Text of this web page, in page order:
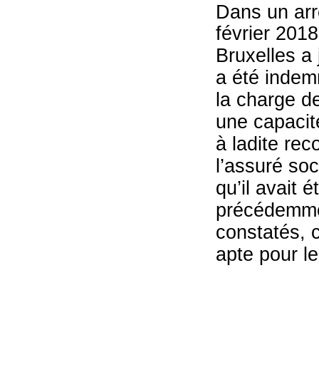
Dans un
février
Bruxelles a
a été
la charge
une
à ladite
l’assuré
qu’il avait
constatés,
apte pour